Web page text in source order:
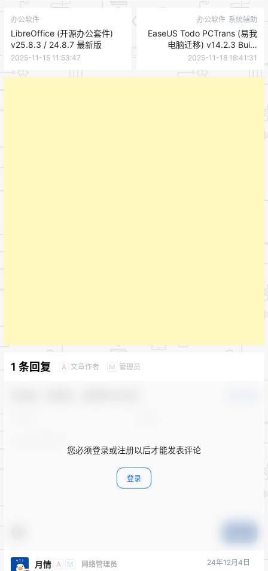
办公软件
LibreOffice (开源办公套件)
v25.8.3 / 24.8.7 最新版
2025-11-15 11:53:47
办公软件 系统辅助
EaseUS Todo PCTrans (易我
电脑迁移) v14.2.3 Build
20251117
2025-11-18 18:41:31
1 条回复 A 文章作者 M 管理员
您必须登录或注册以后才能发表评论
登录
月情 A M 网络管理员 24年12月4日